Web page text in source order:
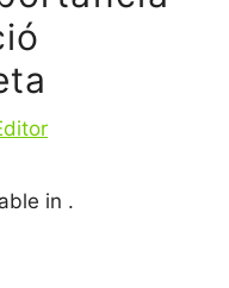
in .